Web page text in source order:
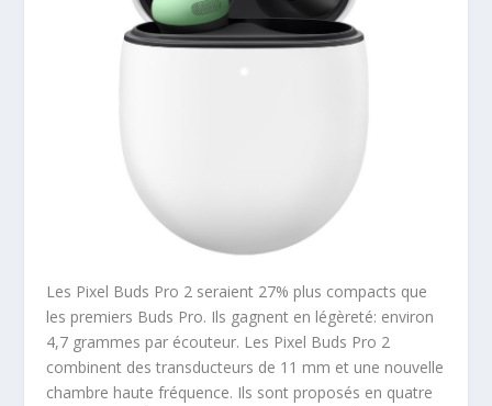
Les Pixel Buds Pro 2 seraient 27% plus compacts que
les premiers Buds Pro. Ils gagnent en légèreté: environ
4,7 grammes par écouteur. Les Pixel Buds Pro 2
combinent des transducteurs de 11 mm et une nouvelle
chambre haute fréquence. Ils sont proposés en quatre